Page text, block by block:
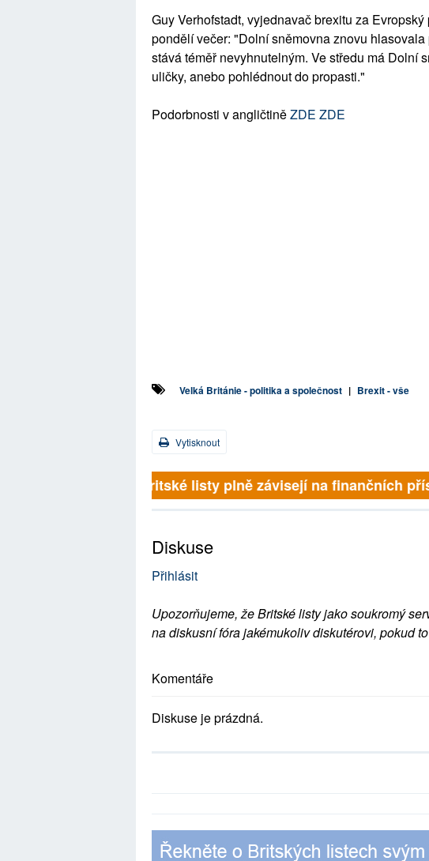
Guy Verhofstadt, vyjednavač brexitu za
pondělí večer: "Dolní sněmovna znovu
stává téměř nevyhnutelným. Ve středu má Dolní
uličky, anebo pohlédnout do propasti."
Podorbnosti v angličtiněZDE ZDE
Velká Británie - politika a společnost | Brexit - vše
Vytisknout
Britské listy plně závisejí na finančních
Diskuse
Přihlásit
Upozorňujeme, že Britské listy jako soukromý
na diskusní fóra jakémukoliv diskutérovi, pokud
Komentáře
Diskuse je prázdná.